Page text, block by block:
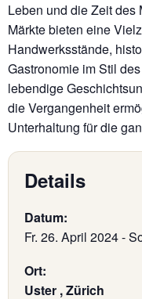
Leben und die Zeit
Märkte bieten eine
Handwerksstände,
Gastronomie im Stil
lebendige
die Vergangenheit
Unterhaltung für die
Details
Datum:
Fr. 26. April 2024-
Ort:
Uster , Zürich